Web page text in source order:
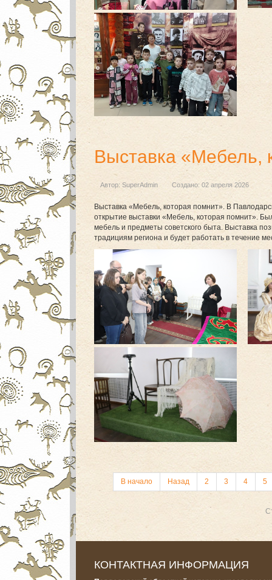
Выставка «Мебель,
Автор: SuperAdmin Создано: 02 апреля 2026
Выставка «Мебель, которая помнит». В
открытие выставки «Мебель, которая помнит».
мебель и предметы советского быта. Выставка
традициям региона и будет работать в течение
В начало Назад 2 3 4 5
КОНТАКТНАЯ ИНФОРМАЦИЯ